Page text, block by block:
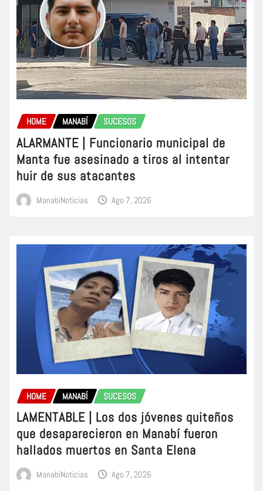
HOME MANABÍ SUCESOS
ALARMANTE | Funcionario municipal de
Manta fue asesinado a tiros al intentar
huir de sus atacantes
ManabiNoticias Ago 7, 2026
HOME MANABÍ SUCESOS
LAMENTABLE | Los dos jóvenes quiteños
que desaparecieron en Manabí fueron
hallados muertos en Santa Elena
ManabiNoticias Ago 7, 2026